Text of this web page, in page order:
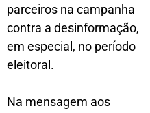
parceiros na campanha
contra a desinformação,
em especial, no período
eleitoral.
Na mensagem aos